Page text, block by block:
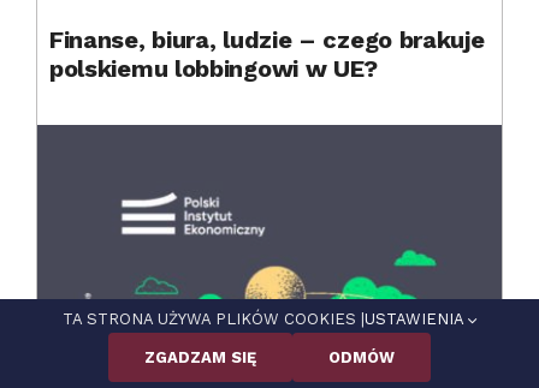
Finanse, biura, ludzie – czego brakuje
polskiemu lobbingowi w UE?
TA STRONA UŻYWA PLIKÓW COOKIES | USTAWIENIA
ZGADZAM SIĘ ODMÓW